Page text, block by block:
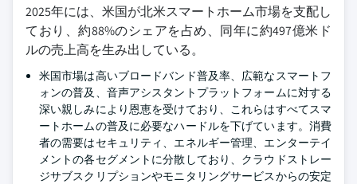
2025年には、米国が北米スマートホーム市場を支配し
ており、約88%のシェアを占め、同年に約497億米ド
ルの売上高を生み出している。
米国市場は高いブロードバンド普及率、広範なスマートフ
ォンの普及、音声アシスタントプラットフォームに対する
深い親しみにより恩恵を受けており、これらはすべてスマ
ートホームの普及に必要なハードルを下げています。消費
者の需要はセキュリティ、エネルギー管理、エンターテイ
メントの各セグメントに分散しており、クラウドストレー
ジサブスクリプションやモニタリングサービスからの安定